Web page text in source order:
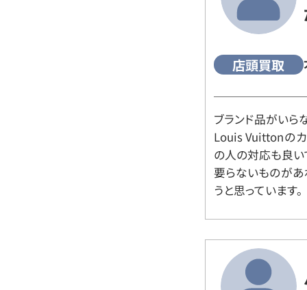
店頭買取
ブランド品がいら
Louis Vuittonの
の人の対応も良い
要らないものがあ
うと思っています。